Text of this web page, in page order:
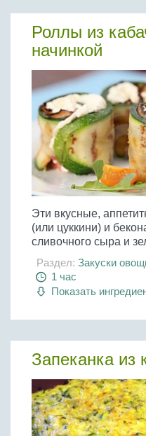
Роллы из
начинкой
Эти вкусные,
(или цуккини) и
сливочного сыра и
Раздел: Закуски
1 час
Показать
Запеканка из